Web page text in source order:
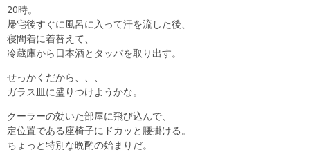
20時。
帰宅後すぐに風呂に入って汗を流した後、
寝間着に着替えて、
冷蔵庫から日本酒とタッパを取り出す。
せっかくだから、、、
ガラス皿に盛りつけようかな。
クーラーの効いた部屋に飛び込んで、
定位置である座椅子にドカッと腰掛ける。
ちょっと特別な晩酌の始まりだ。